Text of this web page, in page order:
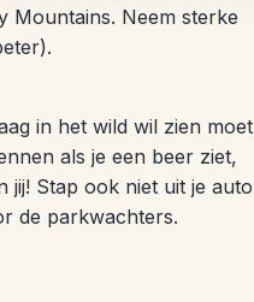
Mountains. Neem sterke
in het wild wil zien moet
als je een beer ziet,
jij! Stap ook niet uit je auto
de parkwachters.